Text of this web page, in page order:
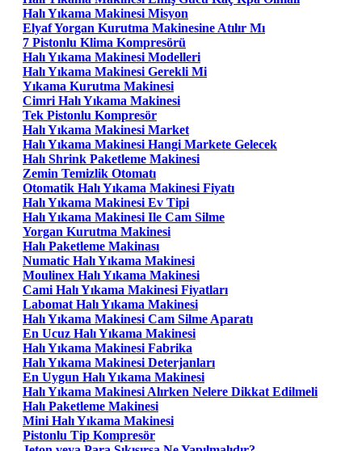
Halı Yıkama Makinesi Misyon
Elyaf Yorgan Kurutma Makinesine Atılır Mı
7 Pistonlu Klima Kompresörü
Halı Yıkama Makinesi Modelleri
Halı Yıkama Makinesi Gerekli Mi
Yıkama Kurutma Makinesi
Cimri Halı Yıkama Makinesi
Tek Pistonlu Kompresör
Halı Yıkama Makinesi Market
Halı Yıkama Makinesi Hangi Markete Gelecek
Halı Shrink Paketleme Makinesi
Zemin Temizlik Otomatı
Otomatik Halı Yıkama Makinesi Fiyatı
Halı Yıkama Makinesi Ev Tipi
Halı Yıkama Makinesi Ile Cam Silme
Yorgan Kurutma Makinesi
Halı Paketleme Makinası
Numatic Halı Yıkama Makinesi
Moulinex Halı Yıkama Makinesi
Cami Halı Yıkama Makinesi Fiyatları
Labomat Halı Yıkama Makinesi
Halı Yıkama Makinesi Cam Silme Aparatı
En Ucuz Halı Yıkama Makinesi
Halı Yıkama Makinesi Fabrika
Halı Yıkama Makinesi Deterjanları
En Uygun Halı Yıkama Makinesi
Halı Yıkama Makinesi Alırken Nelere Dikkat Edilmeli
Halı Paketleme Makinesi
Mini Halı Yıkama Makinesi
Pistonlu Tip Kompresör